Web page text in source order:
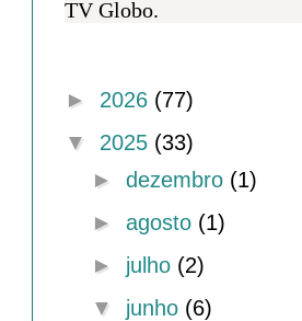
TV Globo.
► 2026 (77)
▼ 2025 (33)
► dezembro (1)
► agosto (1)
► julho (2)
▼ junho (6)